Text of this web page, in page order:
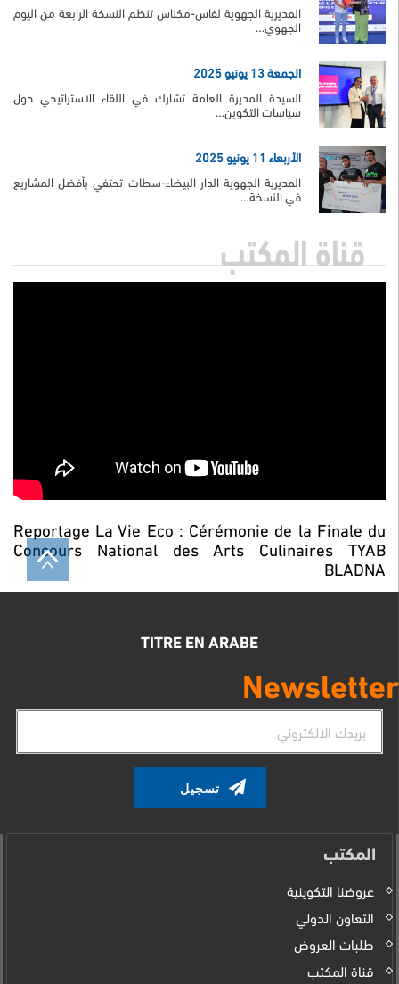
المديرية الجهوية لفاس-مكناس تنظم النسخة الرابعة من اليوم
الجهوي…
الجمعة 13 يونيو 2025
السيدة المديرة العامة تشارك في اللقاء الاستراتيجي حول
سياسات التكوين…
الأربعاء 11 يونيو 2025
المديرية الجهوية الدار البيضاء-سطات تحتفي بأفضل المشاريع
في النسخة…
قناة المكتب
Reportage La Vie Eco : Cérémonie de la Finale du
Concours National des Arts Culinaires TYAB
BLADNA
TITRE EN ARABE
Newsletter
الإلكتروني
المكتب
عروضنا التكوينية
التعاون الدولي
طلبات العروض
قناة المكتب